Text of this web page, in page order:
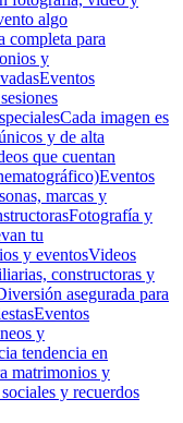
algo
completa para
y
imagen es
y de alta
que cuentan
marcas y
y
tu
y eventosVideos
constructoras y
asegurada para
y
tendencia en
matrimonios y
y recuerdos